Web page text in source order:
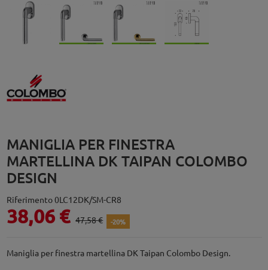
MANIGLIA PER FINESTRA
MARTELLINA DK TAIPAN COLOMBO
DESIGN
Riferimento0LC12DK/SM-CR8
38,06 € 47,58 € -20%
Maniglia per finestra martellina DK Taipan Colombo Design.